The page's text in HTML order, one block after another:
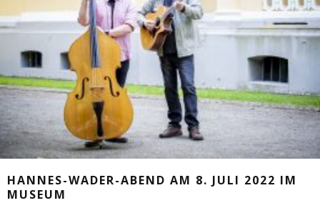
HANNES-WADER-ABEND AM 8. JULI 2022 IM
MUSEUM